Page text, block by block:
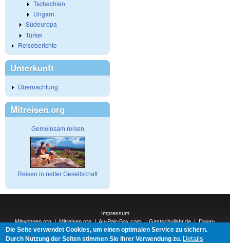
Tschechien
Ungarn
Südeuropa
Türkei
Reiseberichte
Unterkunft
Übernachtung
Mitreisen.org
Gemeinsam reisen
Reisen in netter Gesellschaft
Impressum
Mitwohnen.org|Mitreisen.org|Au-Pair-Box.com|Gastschuljahr.de|Down-
Under.org |Elderpair.com|
Interconnections-Verlag.de|Natur-und-Umwelt.org|ReiseTops.com|
Die Seite verwendet Cookies, um einen optimalen Service zu sichern.
Durch Nutzung der Seiten stimmen Sie ihrer Verwendung zu. Details